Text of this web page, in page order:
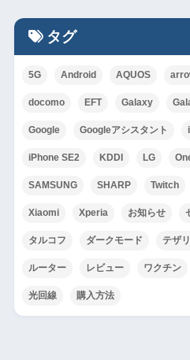
タグ
5G Android AQUOS
docomo EFT Galaxy
Google Googleアシスタント
iPhone SE2 KDDI LG
SAMSUNG SHARP Twitch
Xiaomi Xperia お知らせ
タルコフ ダークモード テザ
ルーター レビュー ワクチン
光回線 購入方法